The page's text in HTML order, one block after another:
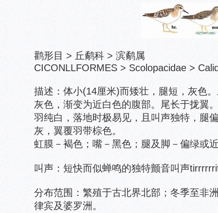
鹳形目 > 丘鹬科 > 滨鹬属
CICONLLFORMES > Scolopacidae >
描述：体小(14厘米)而矮壮，腿短，灰色
灰色，渐变为近白色的腹部。尾长于拢翼
羽纯白，落地时极易见，且叫声独特，腿
灰，翼覆羽带棕色。
虹膜－褐色；嘴－黑色；腿及脚－偏绿或
叫声：短快而似蝉鸣的独特颤音叫声
分布范围：繁殖于古北界北部；冬季至非
律宾及婆罗洲。